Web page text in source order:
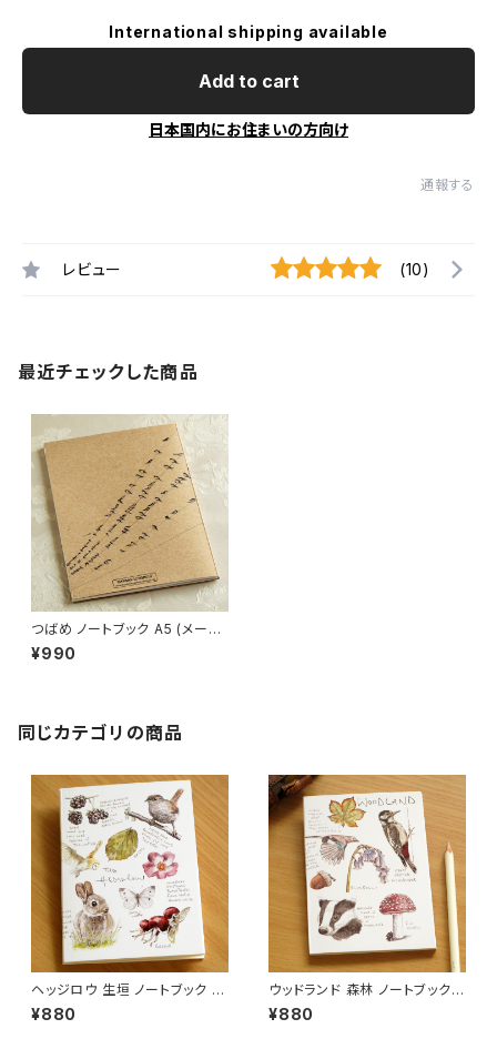
International shipping available
Add to cart
日本国内にお住まいの方向け
通報する
レビュー (10)
最近チェックした商品
つばめ ノートブック A5 (メール
便可)
¥990
同じカテゴリの商品
ヘッジロウ 生垣 ノートブック メ
¥880
ウッドランド 森林 ノートブック
¥880